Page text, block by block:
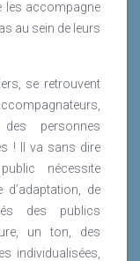
les accompagne
au sein de leurs
se retrouvent
personnes
! Il va sans dire
nécessite
de
des publics
un ton, des
individualisées,